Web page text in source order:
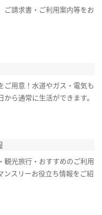
ご請求書・ご利用案内等をお
ご用意！水道やガス・電気も
ら通常に生活ができます。
観光旅行・おすすめのご利用
ンスリーお役立ち情報をご紹